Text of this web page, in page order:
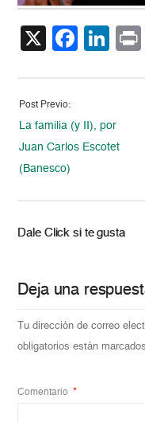
X
Post Previo:
La familia (y II), por
Juan Carlos Escotet
(Banesco)
Dale Click si te gusta
Deja una
Tu dirección de correo
obligatorios están
Comentario *